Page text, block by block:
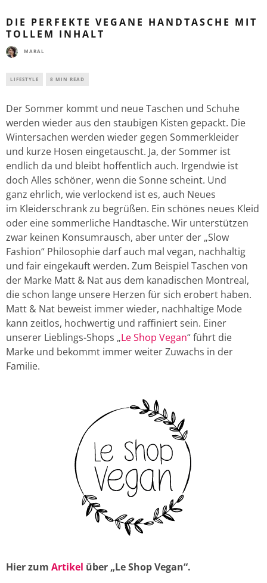
DIE PERFEKTE VEGANE HANDTASCHE MIT
TOLLEM INHALT
MARAL
LIFESTYLE 8 MIN READ
Der Sommer kommt und neue Taschen und Schuhe
werden wieder aus den staubigen Kisten gepackt. Die
Wintersachen werden wieder gegen Sommerkleider
und kurze Hosen eingetauscht. Ja, der Sommer ist
endlich da und bleibt hoffentlich auch. Irgendwie ist
doch Alles schöner, wenn die Sonne scheint. Und
ganz ehrlich, wie verlockend ist es, auch Neues
im Kleiderschrank zu begrüßen. Ein schönes neues Kleid
oder eine sommerliche Handtasche. Wir unterstützen
zwar keinen Konsumrausch, aber unter der „Slow
Fashion“ Philosophie darf auch mal vegan, nachhaltig
und fair eingekauft werden. Zum Beispiel Taschen von
der Marke Matt & Nat aus dem kanadischen Montreal,
die schon lange unsere Herzen für sich erobert haben.
Matt & Nat beweist immer wieder, nachhaltige Mode
kann zeitlos, hochwertig und raffiniert sein. Einer
unserer Lieblings-Shops „Le Shop Vegan“ führt die
Marke und bekommt immer weiter Zuwachs in der
Familie.
Hier zum Artikel über „Le Shop Vegan“.